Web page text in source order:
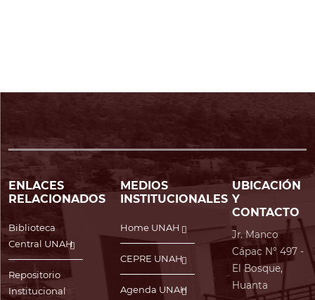
ENLACES
RELACIONADOS
Biblioteca
Central UNAH
Repositorio
Institucional
MEDIOS
INSTITUCIONALES
Home UNAH
CEPRE UNAH
Agenda UNAH
UBICACIÓN
Y
CONTACTO
Jr. Manco
Cápac N° 497 -
El Bosque,
Huanta